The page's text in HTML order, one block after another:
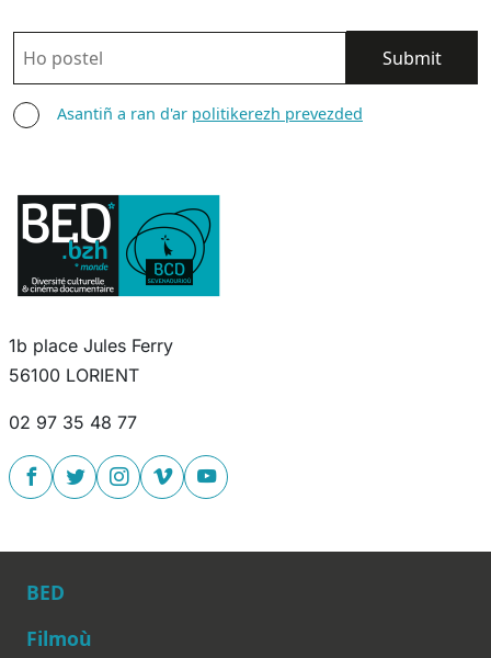
POSTEL
ASANTIÑAsantiñ a ran d'ar politikerezh prevezded
1b place Jules Ferry
56100 LORIENT
02 97 35 48 77
BED
Filmoù